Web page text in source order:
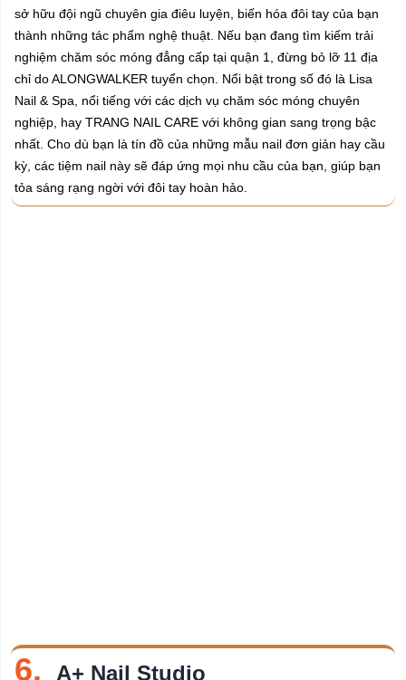
sở hữu đội ngũ chuyên gia điêu luyện, biến hóa đôi tay của bạn
thành những tác phẩm nghệ thuật. Nếu bạn đang tìm kiếm trải
nghiệm chăm sóc móng đẳng cấp tại quận 1, đừng bỏ lỡ 11 địa
chỉ do ALONGWALKER tuyển chọn. Nổi bật trong số đó là Lisa
Nail & Spa, nổi tiếng với các dịch vụ chăm sóc móng chuyên
nghiệp, hay TRANG NAIL CARE với không gian sang trọng bậc
nhất. Cho dù bạn là tín đồ của những mẫu nail đơn giản hay cầu
kỳ, các tiệm nail này sẽ đáp ứng mọi nhu cầu của bạn, giúp bạn
tỏa sáng rạng ngời với đôi tay hoàn hảo.
6. A+ Nail Studio